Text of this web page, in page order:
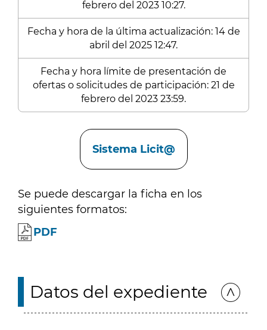
febrero del 2023 10:27.
Fecha y hora de la última actualización: 14 de
abril del 2025 12:47.
Fecha y hora límite de presentación de
ofertas o solicitudes de participación: 21 de
febrero del 2023 23:59.
Sistema Licit@
Se puede descargar la ficha en los
siguientes formatos:
PDF
Datos del expediente